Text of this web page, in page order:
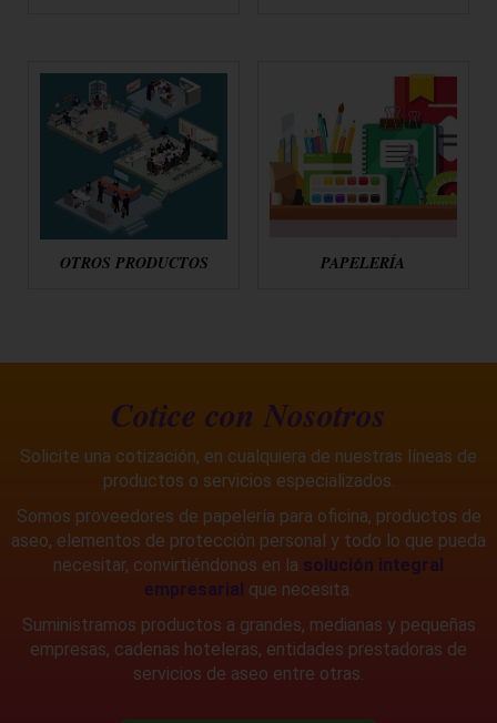
OTROS PRODUCTOS PAPELERÍA
Cotice con Nosotros
Solicite una cotización, en cualquiera de nuestras líneas de
productos o servicios especializados.
Somos proveedores de papelería para oficina, productos de
aseo, elementos de protección personal y todo lo que pueda
necesitar, convirtiéndonos en la solución integral
empresarial que necesita.
Suministramos productos a grandes, medianas y pequeñas
empresas, cadenas hoteleras, entidades prestadoras de
servicios de aseo entre otras.